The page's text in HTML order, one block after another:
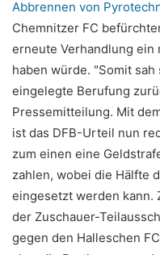
Abbrennen von
Chemnitzer FC
erneute Verhandlung ein
haben würde. "Somit
eingelegte Berufung
Pressemitteilung. Mit
ist das DFB-Urteil nun
zum einen eine
zahlen, wobei die Hälfte
eingesetzt werden kann.
der Zuschauer-
gegen den Halleschen